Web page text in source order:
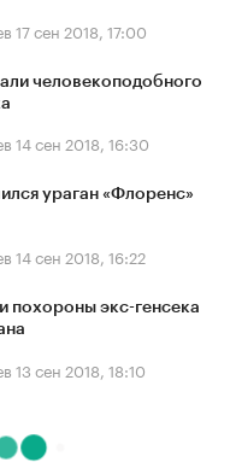
17 сен 2018, 17:00
человекоподобного
14 сен 2018, 16:30
ураган «Флоренс»
14 сен 2018, 16:22
похороны экс-генсека
13 сен 2018, 18:10